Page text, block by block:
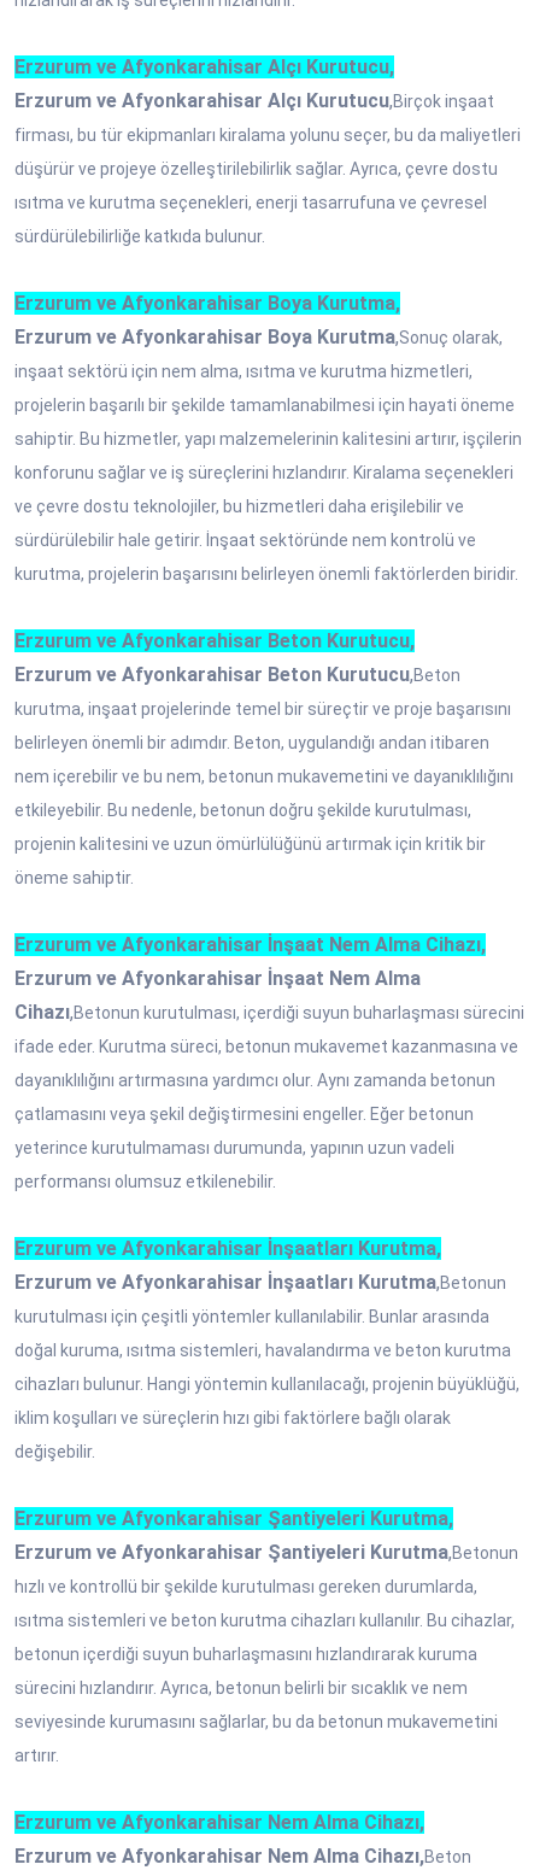
Erzurum ve Afyonkarahisar Alçı Kurutucu,
Erzurum ve Afyonkarahisar Alçı Kurutucu,Birçok inşaat
firması, bu tür ekipmanları kiralama yolunu seçer, bu da maliyetleri
düşürür ve projeye özelleştirilebilirlik sağlar. Ayrıca, çevre dostu
ısıtma ve kurutma seçenekleri, enerji tasarrufuna ve çevresel
sürdürülebilirliğe katkıda bulunur.
Erzurum ve Afyonkarahisar Boya Kurutma,
Erzurum ve Afyonkarahisar Boya Kurutma,Sonuç olarak,
inşaat sektörü için nem alma, ısıtma ve kurutma hizmetleri,
projelerin başarılı bir şekilde tamamlanabilmesi için hayati öneme
sahiptir. Bu hizmetler, yapı malzemelerinin kalitesini artırır, işçilerin
konforunu sağlar ve iş süreçlerini hızlandırır. Kiralama seçenekleri
ve çevre dostu teknolojiler, bu hizmetleri daha erişilebilir ve
sürdürülebilir hale getirir. İnşaat sektöründe nem kontrolü ve
kurutma, projelerin başarısını belirleyen önemli faktörlerden biridir.
Erzurum ve Afyonkarahisar Beton Kurutucu,
Erzurum ve Afyonkarahisar Beton Kurutucu,Beton
kurutma, inşaat projelerinde temel bir süreçtir ve proje başarısını
belirleyen önemli bir adımdır. Beton, uygulandığı andan itibaren
nem içerebilir ve bu nem, betonun mukavemetini ve dayanıklılığını
etkileyebilir. Bu nedenle, betonun doğru şekilde kurutulması,
projenin kalitesini ve uzun ömürlülüğünü artırmak için kritik bir
öneme sahiptir.
Erzurum ve Afyonkarahisar İnşaat Nem Alma Cihazı,
Erzurum ve Afyonkarahisar İnşaat Nem Alma
Cihazı,Betonun kurutulması, içerdiği suyun buharlaşması sürecini
ifade eder. Kurutma süreci, betonun mukavemet kazanmasına ve
dayanıklılığını artırmasına yardımcı olur. Aynı zamanda betonun
çatlamasını veya şekil değiştirmesini engeller. Eğer betonun
yeterince kurutulmaması durumunda, yapının uzun vadeli
performansı olumsuz etkilenebilir.
Erzurum ve Afyonkarahisar İnşaatları Kurutma,
Erzurum ve Afyonkarahisar İnşaatları Kurutma,Betonun
kurutulması için çeşitli yöntemler kullanılabilir. Bunlar arasında
doğal kuruma, ısıtma sistemleri, havalandırma ve beton kurutma
cihazları bulunur. Hangi yöntemin kullanılacağı, projenin büyüklüğü,
iklim koşulları ve süreçlerin hızı gibi faktörlere bağlı olarak
değişebilir.
Erzurum ve Afyonkarahisar Şantiyeleri Kurutma,
Erzurum ve Afyonkarahisar Şantiyeleri Kurutma,Betonun
hızlı ve kontrollü bir şekilde kurutulması gereken durumlarda,
ısıtma sistemleri ve beton kurutma cihazları kullanılır. Bu cihazlar,
betonun içerdiği suyun buharlaşmasını hızlandırarak kuruma
sürecini hızlandırır. Ayrıca, betonun belirli bir sıcaklık ve nem
seviyesinde kurumasını sağlarlar, bu da betonun mukavemetini
artırır.
Erzurum ve Afyonkarahisar Nem Alma Cihazı,
Erzurum ve Afyonkarahisar Nem Alma Cihazı,Beton